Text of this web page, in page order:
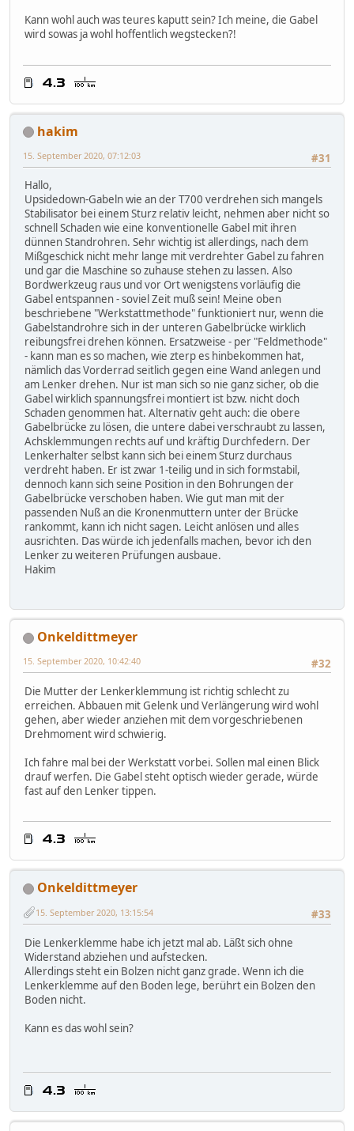
Kann wohl auch was teures kaputt sein? Ich meine, die Gabel
wird sowas ja wohl hoffentlich wegstecken?!
hakim
#31
15. September 2020, 07:12:03
Hallo,
Upsidedown-Gabeln wie an der T700 verdrehen sich mangels
Stabilisator bei einem Sturz relativ leicht, nehmen aber nicht so
schnell Schaden wie eine konventionelle Gabel mit ihren
dünnen Standrohren. Sehr wichtig ist allerdings, nach dem
Mißgeschick nicht mehr lange mit verdrehter Gabel zu fahren
und gar die Maschine so zuhause stehen zu lassen. Also
Bordwerkzeug raus und vor Ort wenigstens vorläufig die
Gabel entspannen - soviel Zeit muß sein! Meine oben
beschriebene "Werkstattmethode" funktioniert nur, wenn die
Gabelstandrohre sich in der unteren Gabelbrücke wirklich
reibungsfrei drehen können. Ersatzweise - per "Feldmethode"
- kann man es so machen, wie zterp es hinbekommen hat,
nämlich das Vorderrad seitlich gegen eine Wand anlegen und
am Lenker drehen. Nur ist man sich so nie ganz sicher, ob die
Gabel wirklich spannungsfrei montiert ist bzw. nicht doch
Schaden genommen hat. Alternativ geht auch: die obere
Gabelbrücke zu lösen, die untere dabei verschraubt zu lassen,
Achsklemmungen rechts auf und kräftig Durchfedern. Der
Lenkerhalter selbst kann sich bei einem Sturz durchaus
verdreht haben. Er ist zwar 1-teilig und in sich formstabil,
dennoch kann sich seine Position in den Bohrungen der
Gabelbrücke verschoben haben. Wie gut man mit der
passenden Nuß an die Kronenmuttern unter der Brücke
rankommt, kann ich nicht sagen. Leicht anlösen und alles
ausrichten. Das würde ich jedenfalls machen, bevor ich den
Lenker zu weiteren Prüfungen ausbaue.
Hakim
Onkeldittmeyer
#32
15. September 2020, 10:42:40
Die Mutter der Lenkerklemmung ist richtig schlecht zu
erreichen. Abbauen mit Gelenk und Verlängerung wird wohl
gehen, aber wieder anziehen mit dem vorgeschriebenen
Drehmoment wird schwierig.
Ich fahre mal bei der Werkstatt vorbei. Sollen mal einen Blick
drauf werfen. Die Gabel steht optisch wieder gerade, würde
fast auf den Lenker tippen.
Onkeldittmeyer
#33
15. September 2020, 13:15:54
Die Lenkerklemme habe ich jetzt mal ab. Läßt sich ohne
Widerstand abziehen und aufstecken.
Allerdings steht ein Bolzen nicht ganz grade. Wenn ich die
Lenkerklemme auf den Boden lege, berührt ein Bolzen den
Boden nicht.
Kann es das wohl sein?